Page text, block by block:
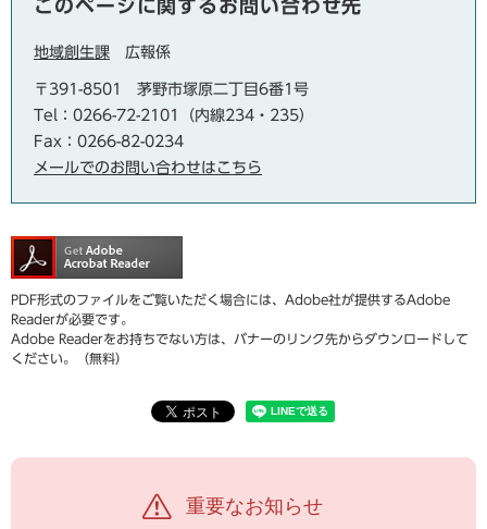
このページに関するお問い合わせ先
地域創生課 広報係
〒391-8501
茅野市塚原二丁目6番1号
Tel：0266-72-2101（内線234・235）
Fax：0266-82-0234
メールでのお問い合わせはこちら
PDF形式のファイルをご覧いただく場合には、Adobe社が提供するAdobe
Readerが必要です。
Adobe Readerをお持ちでない方は、バナーのリンク先からダウンロードして
ください。（無料）
重要なお知らせ